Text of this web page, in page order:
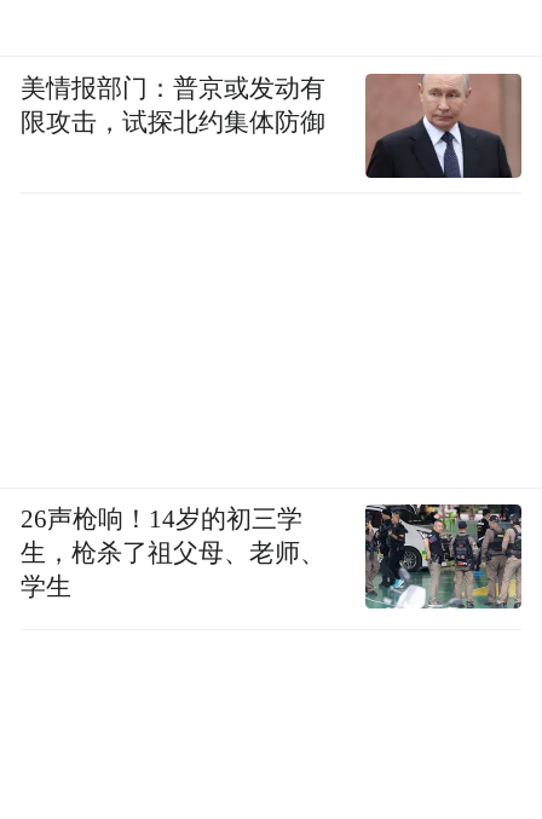
美情报部门：普京或发动有
限攻击，试探北约集体防御
26声枪响！14岁的初三学
生，枪杀了祖父母、老师、
学生